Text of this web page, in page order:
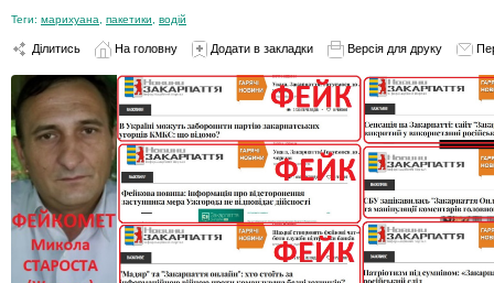
Теги: марихуана пакетики водій
Ділитись На головну Додати в закладки Версія для друку